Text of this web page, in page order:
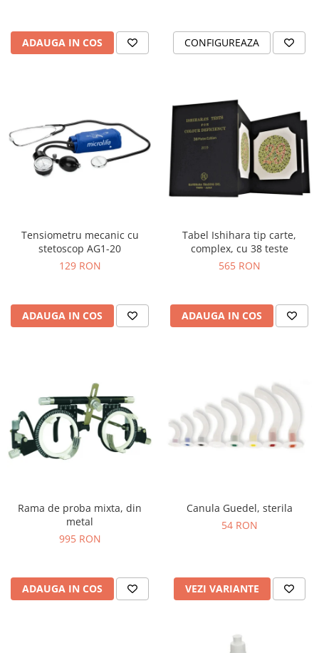
ADAUGA IN COS CONFIGUREAZA
Tensiometru mecanic cu
stetoscop AG1-20
129 RON
ADAUGA IN COS
Tabel Ishihara tip carte,
complex, cu 38 teste
565 RON
ADAUGA IN COS
Rama de proba mixta, din
metal
995 RON
ADAUGA IN COS
Canula Guedel, sterila
54 RON
VEZI VARIANTE